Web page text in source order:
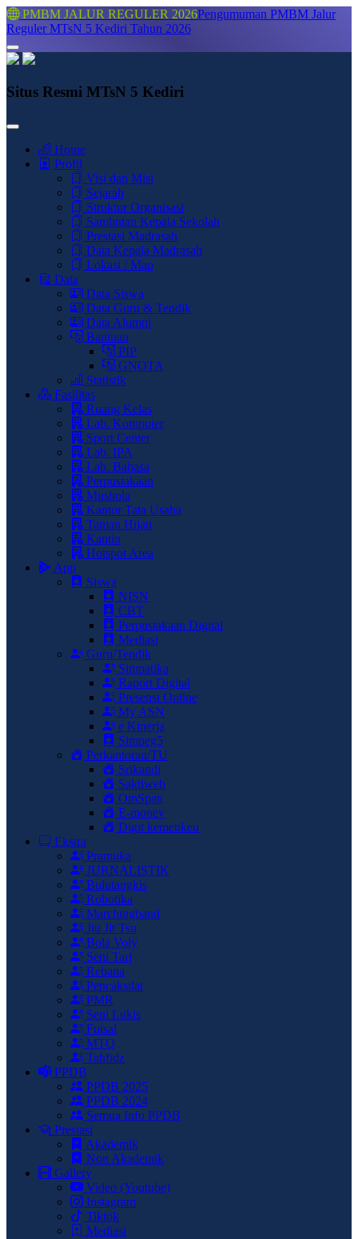
PMBM JALUR REGULER 2026Pengumuman PMBM Jalur
Reguler MTsN 5 Kediri Tahun 2026
Situs Resmi MTsN 5 Kediri
Home
Profil
Visi dan Misi
Sejarah
Struktur Organisasi
Sambutan Kepala Sekolah
Prestasi Madrasah
Data Kepala Madrasah
Lokasi / Map
Data
Data Siswa
Data Guru & Tendik
Data Alumni
Bantuan
PIP
GNOTA
Statistik
Fasilitas
Ruang Kelas
Lab. Komputer
Sport Center
Lab. IPA
Lab. Bahasa
Perpustakaan
Mushola
Kantor Tata Usaha
Taman Hijau
Kantin
Hotspot Area
App
Siswa
NISN
CBT
Perpustakaan Digital
Mediasi
Guru/Tendik
Simpatika
Raport Digital
Presensi Online
My ASN
e Kinerja
Simpeg5
Perkantoran/TU
Srikandi
Saktiweb
OmSpan
E-monev
Digit kemenkeu
Ekstra
Pramuka
JURNALISTIK
Bulutangkis
Robotika
Marchingband
Jiu Jit Tsu
Bola Voly
Seni Tari
Rebana
Pencaksilat
PMR
Seni Lukis
Futsal
MTQ
Tahfidz
PPDB
PPDB 2025
PPDB 2024
Semua Info PPDB
Prestasi
Akademik
Non Akademik
Gallery
Video (Youtube)
Instagram
Tiktok
Mediasi